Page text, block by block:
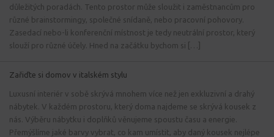
důležitých poradách. Tento prostor může sloužit i zaměstnancům pro
různé brainstormingy, společné snídaně, nebo pracovní pohovory.
Zasedací nebo-li konferenční místnost je tedy neutrální prostor, který
slouží pro různé účely. Hned na začátku bychom si […]
Zařiďte si domov v italském stylu
Luxusní interiér v sobě skrývá mnohem více než jen exkluzivní a drahý
nábytek. V každém prostoru, který doma najdeme se skrývá kousek z
nás. Výběru nábytku i doplňků věnujeme spoustu času a energie.
Přemýšlíme jaké barvy vybrat, co kam umístit, aby daný kousek nejlépe